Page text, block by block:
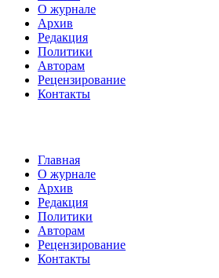
О журнале
Архив
Редакция
Политики
Авторам
Рецензирование
Контакты
Главная
О журнале
Архив
Редакция
Политики
Авторам
Рецензирование
Контакты